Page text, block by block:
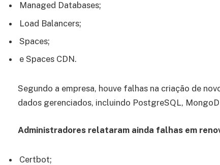
Managed Databases;
Load Balancers;
Spaces;
e Spaces CDN.
Segundo a empresa, houve falhas na criação de
dados gerenciados, incluindo PostgreSQL,
Administradores relataram ainda falhas em
Certbot;